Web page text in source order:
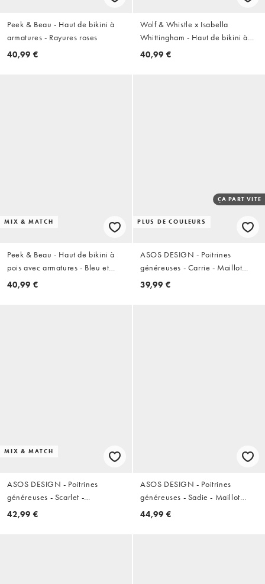
Peek & Beau - Haut de bikini à
armatures - Rayures roses
40,99 €
Wolf & Whistle x Isabella
Whittingham - Haut de bikini à
armatures avec bordure
40,99 €
MIX & MATCH
Peek & Beau - Haut de bikini à
pois avec armatures - Bleu et
blanc
40,99 €
PLUS DE COULEURS
ÇA PART VITE
ASOS DESIGN - Poitrines
généreuses - Carrie - Maillot
1 pièce à décolleté plongeant et
39,99 €
MIX & MATCH
ASOS DESIGN - Poitrines
généreuses - Scarlet -
Maillot 1 pièce rayé à armatures
42,99 €
ASOS DESIGN - Poitrines
généreuses - Sadie - Maillot
1 pièce balconnet à armatures
44,99 €